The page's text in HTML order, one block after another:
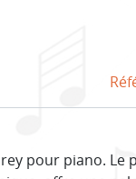
pour piano. Le